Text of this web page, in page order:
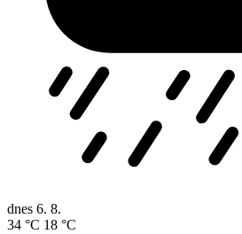
dnes 6. 8.
34 °C 18 °C